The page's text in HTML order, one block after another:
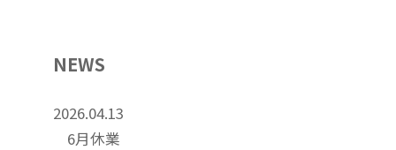
NEWS
2026.04.13
6月休業